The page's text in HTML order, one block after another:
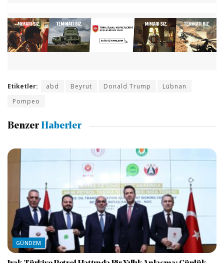
Etiketler: abd Beyrut Donald Trump
Lübnan
Pompeo
Benzer Haberler
GÜNDEM